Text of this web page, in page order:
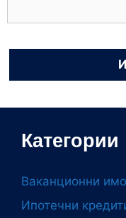
Категории
Ваканционни
Ипотечни